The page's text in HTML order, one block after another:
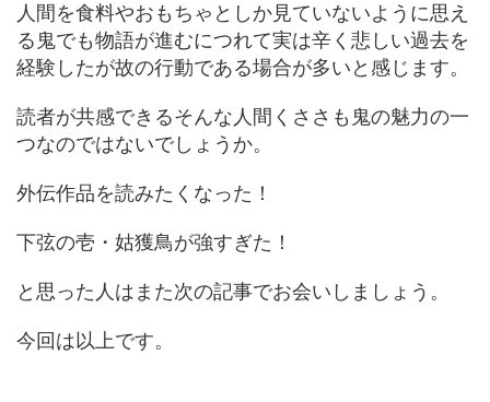
人間を食料やおもちゃとしか見ていないように思え
る鬼でも物語が進むにつれて実は辛く悲しい過去を
経験したが故の行動である場合が多いと感じます。
読者が共感できるそんな人間くささも鬼の魅力の一
つなのではないでしょうか。
外伝作品を読みたくなった！
下弦の壱・姑獲鳥が強すぎた！
と思った人はまた次の記事でお会いしましょう。
今回は以上です。